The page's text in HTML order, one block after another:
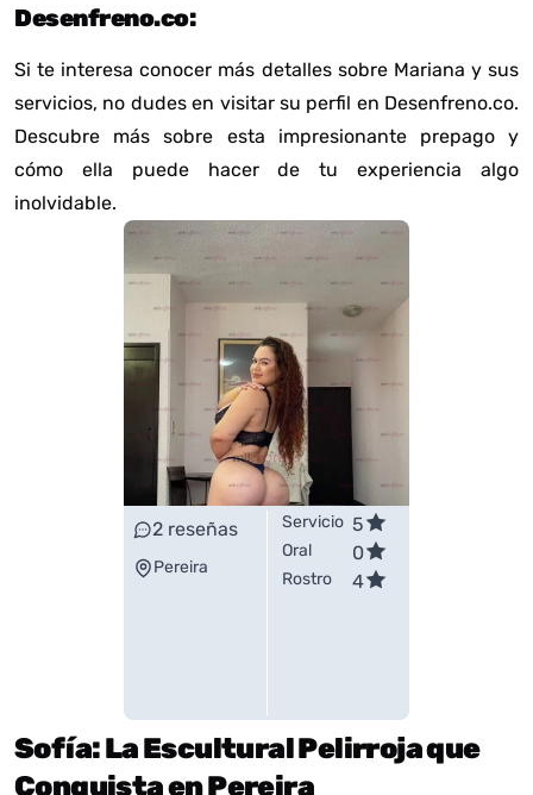
Desenfreno.co:
Si te interesa conocer más detalles sobre Mariana y sus
servicios, no dudes en visitar su perfil en Desenfreno.co.
Descubre más sobre esta impresionante prepago y
cómo ella puede hacer de tu experiencia algo
inolvidable.
2 reseñas
Pereira
Servicio 5
Oral 0
Rostro 4
Sofía: La Escultural Pelirroja que
Conquista en Pereira